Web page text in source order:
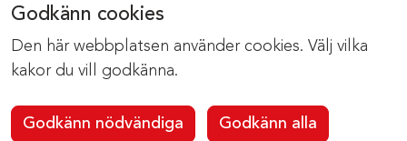
Godkänn cookies
Den här webbplatsen använder cookies. Välj vilka
kakor du vill godkänna.
Godkänn nödvändiga Godkänn alla
Kontakta webbredaktionen
webbsupport@regionkalmar.se